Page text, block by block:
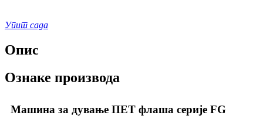
Упит сада
Опис
Ознаке производа
Машина за дување ПЕТ флаша серије FG